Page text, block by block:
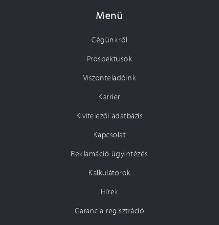
Menü
Cégünkről
Prospektusok
Viszonteladóink
Karrier
Kivitelezői adatbázis
Kapcsolat
Reklamáció ügyintézés
Kalkulátorok
Hírek
Garancia regisztráció